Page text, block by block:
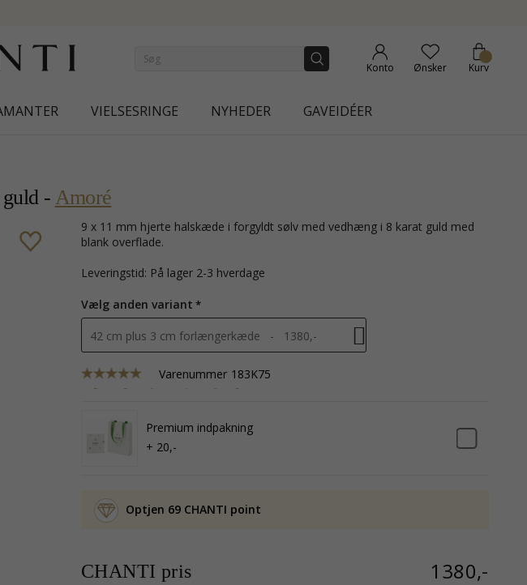
Konto Ønsker Kurv
VIELSESRINGE NYHEDER GAVEIDÉER
- Amoré
9 x 11 mm hjerte halskæde i forgyldt sølv med vedhæng i 8 karat guld med
blank overflade.
Leveringstid: På lager 2-3 hverdage
Vælg anden variant
42 cm plus 3 cm forlængerkæde - 1380,-
Varenummer 183K75
Premium indpakning
+ 20,-
Optjen 69 CHANTI point
CHANTI pris 1380,-